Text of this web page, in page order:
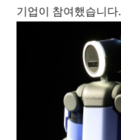
기업이 참여했습니다.